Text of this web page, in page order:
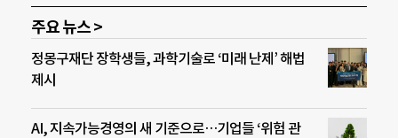
주요 뉴스 >
정몽구재단 장학생들, 과학기술로 ‘미래 난제’ 해법
제시
AI, 지속가능경영의 새 기준으로…기업들 ‘위험 관